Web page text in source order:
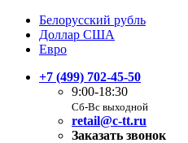
Белорусский рубль
Доллар США
Евро
+7 (499) 702-45-50
9:00-18:30
Сб-Вс выходной
retail@c-tt.ru
Заказать звонок